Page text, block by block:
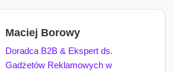
Maciej Borowy
Doradca B2B & Ekspert ds.
Gadżetów Reklamowych w